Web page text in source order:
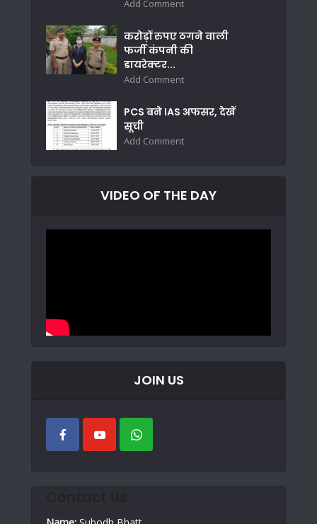
Add Comment
करोड़ों रुपए ठगने वाली
फर्जी कंपनी की
डायरेक्टर...
Add Comment
PCS बने IAS अफसर, देखें
सूची
Add Comment
VIDEO OF THE DAY
JOIN US